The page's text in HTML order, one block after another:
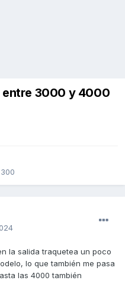
entre 3000 y 4000
300
la salida traquetea un poco
lo que también me pasa
las 4000 también